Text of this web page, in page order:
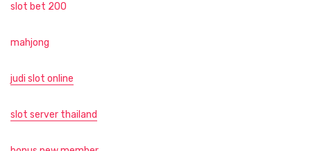
slot bet 200
mahjong
judi slot online
slot server thailand